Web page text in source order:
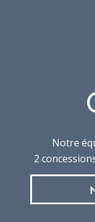
Notre
2